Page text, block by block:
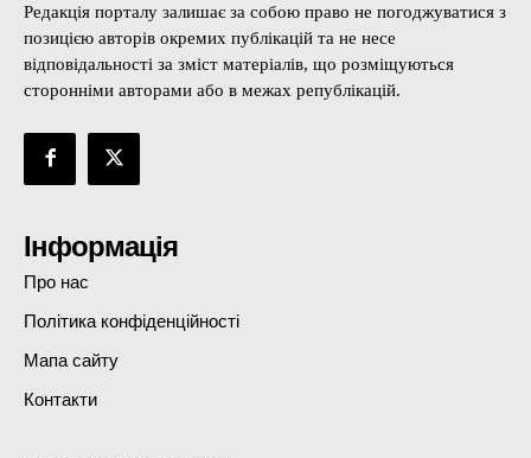
Редакція порталу залишає за собою право не погоджуватися з
позицією авторів окремих публікацій та не несе
відповідальності за зміст матеріалів, що розміщуються
сторонніми авторами або в межах републікацій.
Інформація
Про нас
Політика конфіденційності
Мапа сайту
Контакти